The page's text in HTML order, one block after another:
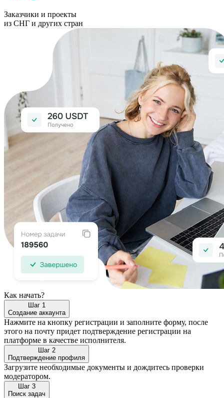
Заказчики и проекты
из СНГ и других стран
Как начать?
Шаг 1
Создание аккаунта
Нажмите на кнопку регистрации и заполните форму, после
этого на почту придет подтверждение регистрации на
платформе в качестве исполнителя.
Шаг 2
Подтверждение профиля
Загрузите необходимые документы и дождитесь проверки
модератором.
Шаг 3
Поиск задач